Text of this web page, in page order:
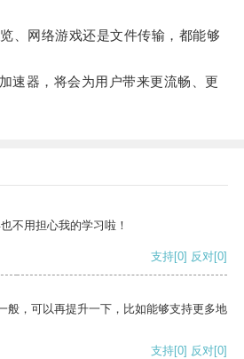
网络游戏还是文件传输，都能够
器，将会为用户带来更流畅、更
不用担心我的学习啦！
支持[0] 反对[0]
般，可以再提升一下，比如能够支持更多地
支持[0] 反对[0]